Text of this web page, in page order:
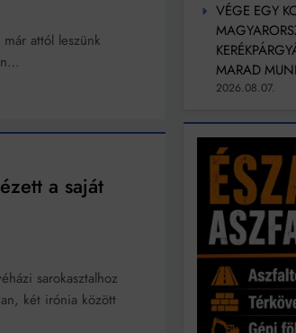
attól leszünk
a saját
sarokasztalhoz
két irónia között
VÉGE EGY
MARAD
2026.08.07.